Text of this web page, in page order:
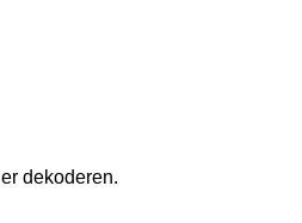
dekoderen.